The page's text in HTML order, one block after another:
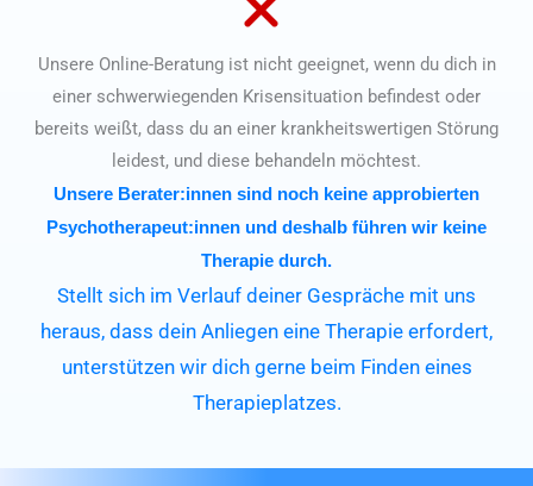
Unsere Online-Beratung ist nicht geeignet, wenn du dich in
einer schwerwiegenden Krisensituation befindest oder
bereits weißt, dass du an einer krankheitswertigen Störung
leidest, und diese behandeln möchtest.
Unsere Berater:innen sind noch keine approbierten
Psychotherapeut:innen und deshalb führen wir keine
Therapie durch.
Stellt sich im Verlauf deiner Gespräche mit uns
heraus, dass dein Anliegen eine Therapie erfordert,
unterstützen wir dich gerne beim Finden eines
Therapieplatzes.